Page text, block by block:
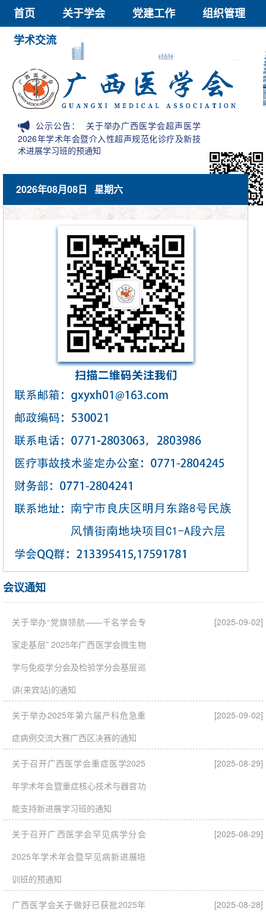
首页 关于学会 党建工作
组织管理
学术交流
继续教育
医学科技奖
信息公开
公示公告： 关于举办广西医学会超声医学
2026年学术年会暨介入性超声规范化诊疗及新技
术进展学习班的预通知
2026年08月08日 星期六
会议通知
关于举办“党旗领航——千名学会专
家走基层” 2025年广西医学会微生物
学与免疫学分会及检验学分会基层巡
讲(来宾站)的通知
[2025-09-02]
关于举办2025年第六届产科危急重
症病例交流大赛广西区决赛的通知
[2025-09-02]
关于召开广西医学会重症医学2025
年学术年会暨重症核心技术与器官功
能支持新进展学习班的通知
[2025-08-29]
关于召开广西医学会罕见病学分会
2025年学术年会暨罕见病新进展培
训班的预通知
[2025-08-29]
广西医学会关于做好已获批2025年
[2025-08-28]